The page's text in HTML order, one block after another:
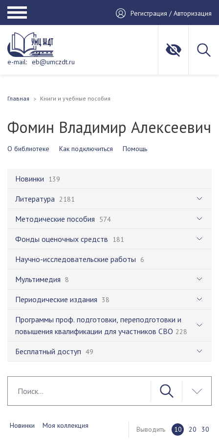
Регистрация / Авторизация
e-mail: eb@umczdt.ru
Главная Книги и учебные пособия
Фомин Владимир Алексеевич
О библиотеке Как подключиться Помощь
Новинки 139
Литература 2181
Методические пособия 574
Фонды оценочных средств 181
Научно-исследовательские работы 6
Мультимедия 8
Периодические издания 38
Программы проф. подготовки, переподготовки и
повышения квалификации для участников СВО 228
Бесплатный доступ 49
Новинки Моя коллекция Выводить 10 20 30